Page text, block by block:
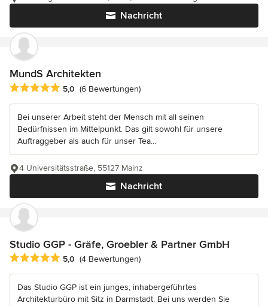
Nachricht
MundS Architekten
Durchschnittliche Bewertung: 5 von 5 Sternen
5,0 (6 Bewertungen)
Bei unserer Arbeit steht der Mensch mit all seinen
Bedürfnissen im Mittelpunkt. Das gilt sowohl für unsere
Auftraggeber als auch für unser Tea...
Nachricht
4 Universitätsstraße, 55127 Mainz
Studio GGP - Gräfe, Groebler & Partner GmbH
Durchschnittliche Bewertung: 5 von 5 Sternen
5,0 (4 Bewertungen)
Das Studio GGP ist ein junges, inhabergeführtes
Architekturbüro mit Sitz in Darmstadt. Bei uns werden Sie